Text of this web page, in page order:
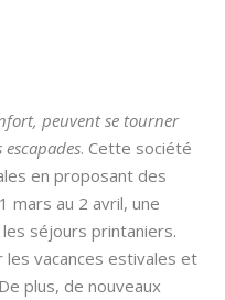
peuvent se tourner
. Cette société
en proposant des
mars au 2 avril, une
séjours printaniers.
les vacances estivales et
plus, de nouveaux